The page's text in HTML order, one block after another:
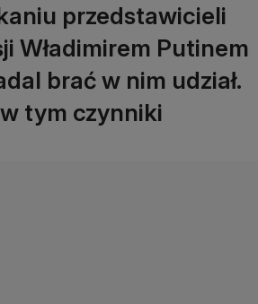
przedstawicieli
Władimirem Putinem
brać w nim udział.
tym czynniki